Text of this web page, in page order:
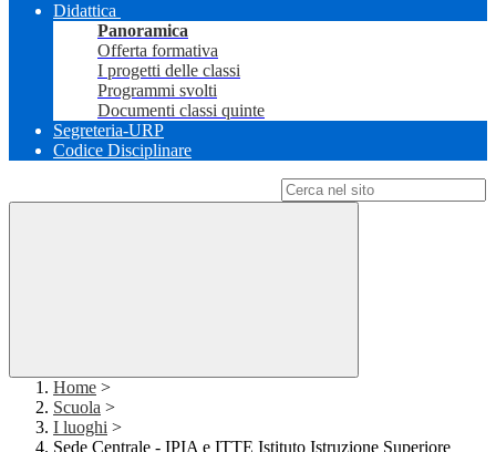
Didattica
Panoramica
Offerta formativa
I progetti delle classi
Programmi svolti
Documenti classi quinte
Segreteria-URP
Codice Disciplinare
Home >
Scuola >
I luoghi >
Sede Centrale - IPIA e ITTE Istituto Istruzione Superiore